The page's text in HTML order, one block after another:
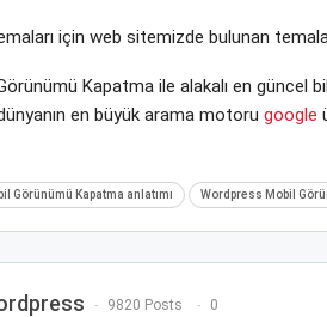
için web sitemizde bulunan
Kapatma ile alakalı en güncel
en büyük arama motoru google
Görünümü Kapatma anlatımı Wordpress Mobil
9820 Posts 0